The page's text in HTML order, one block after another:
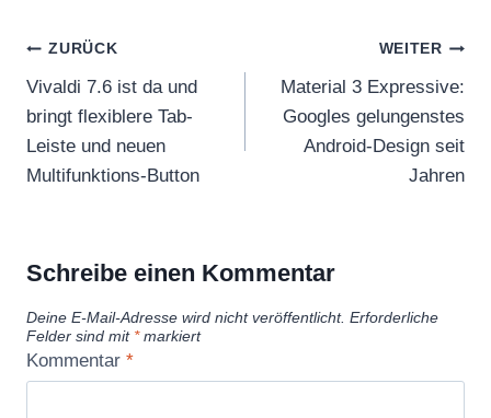
Beitragsnavigation
ZURÜCK
Vivaldi 7.6 ist da und
bringt flexiblere Tab-
Leiste und neuen
Multifunktions-Button
WEITER
Material 3 Expressive:
Googles gelungenstes
Android-Design seit
Jahren
Schreibe einen Kommentar
Deine E-Mail-Adresse wird nicht veröffentlicht. Erforderliche
Felder sind mit *markiert
Kommentar *